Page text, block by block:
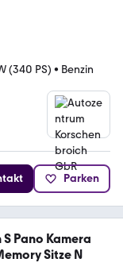
(340 PS) • Benzin
Parken
Pano Kamera
Sitze N